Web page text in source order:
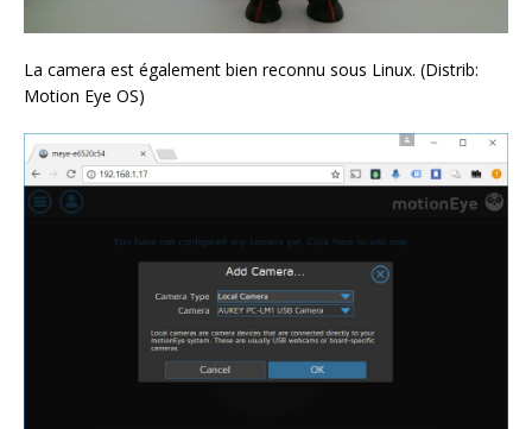
La camera est également bien reconnu sous Linux. (Distrib:
Motion Eye OS)